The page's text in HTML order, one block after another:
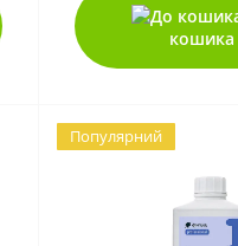
кошика
Популярний